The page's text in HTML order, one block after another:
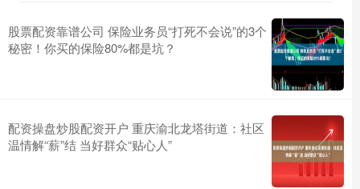
股票配资靠谱公司 保险业务员“打死不会说”的3个
秘密！你买的保险80%都是坑？
配资操盘炒股配资开户 重庆渝北龙塔街道：社区
温情解“薪”结 当好群众“贴心人”